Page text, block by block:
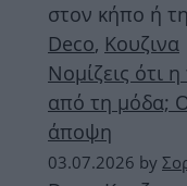
στον κήπο ή
Deco, Κουζινα
Νομίζεις ότι
από τη μόδα;
άποψη
03.07.2026 by